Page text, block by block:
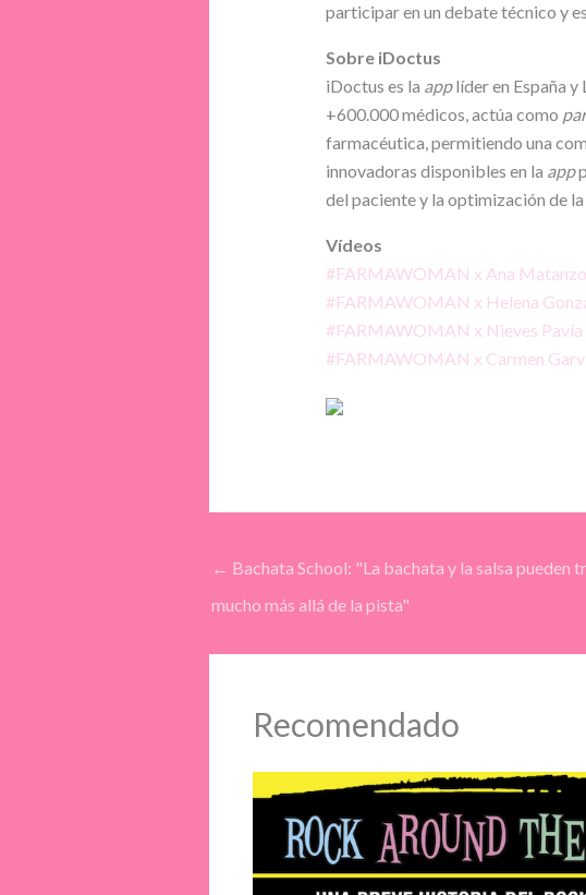
participar en un debate técnico y
Sobre iDoctus
iDoctus es la applíder en España
+600.000 médicos, actúa como
farmacéutica, permitiendo una
innovadoras disponibles en la app
del paciente y la optimización de
Vídeos
#FARMAWOMAN x Ana Matanzo
#FARMAWOMAN x Helena
#FARMAWOMAN x Nieves Pavía
#FARMAWOMAN x Carmen
← Bachata School: "La bachata y la salsa pueden
mucho más allá de la pista"
Recomendado